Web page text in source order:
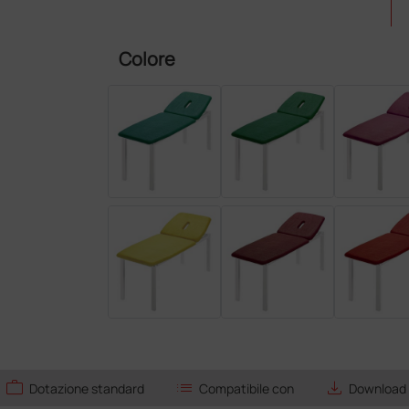
Colore
work Dotazione standard list Compatibile con save_alt Download